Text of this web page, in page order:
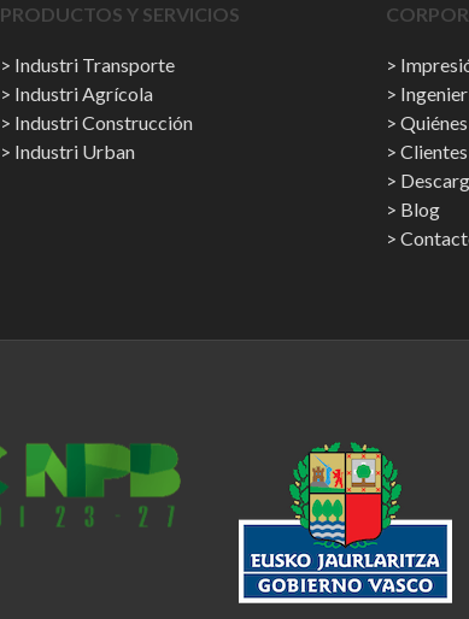
PRODUCTOS Y SERVICIOS
Industri Transporte
Industri Agrícola
Industri Construcción
Industri Urban
Clientes
Blog